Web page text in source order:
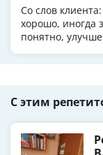
Со слов
хорошо, иногда
понятно,
С этим